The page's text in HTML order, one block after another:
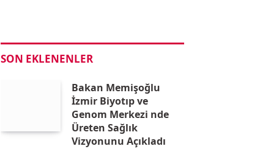
SON EKLENENLER
Bakan Memişoğlu
İzmir Biyotıp ve
Genom Merkezi nde
Üreten Sağlık
Vizyonunu Açıkladı